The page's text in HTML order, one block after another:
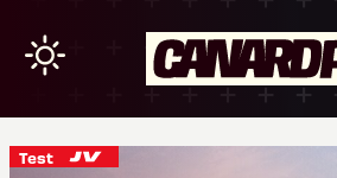
Test